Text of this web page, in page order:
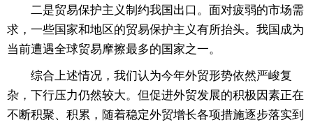
二是贸易保护主义制约我国出口。面对疲弱的市场需
求，一些国家和地区的贸易保护主义有所抬头。我国成为
当前遭遇全球贸易摩擦最多的国家之一。
综合上述情况，我们认为今年外贸形势依然严峻复
杂，下行压力仍然较大。但促进外贸发展的积极因素正在
不断积聚、积累，随着稳定外贸增长各项措施逐步落实到